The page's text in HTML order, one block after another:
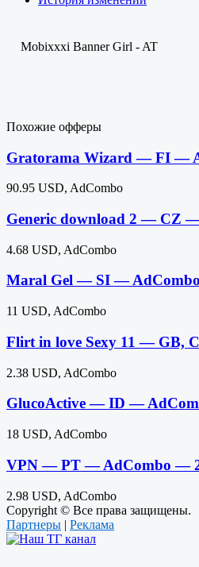
Mobixxxi Banner Girl - AT
Похожие офферы
Gratorama Wizard — FI —
90.95 USD, AdCombo
Generic download 2 — CZ
4.68 USD, AdCombo
Maral Gel — SI —
11 USD, AdCombo
Flirt in love Sexy 11 — GB,
2.38 USD, AdCombo
GlucoActive — ID —
18 USD, AdCombo
VPN — PT — AdCombo —
2.98 USD, AdCombo
Copyright © Все права защищены.
Партнеры | Реклама